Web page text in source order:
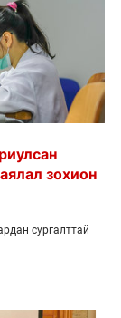
зохион
сургалттай